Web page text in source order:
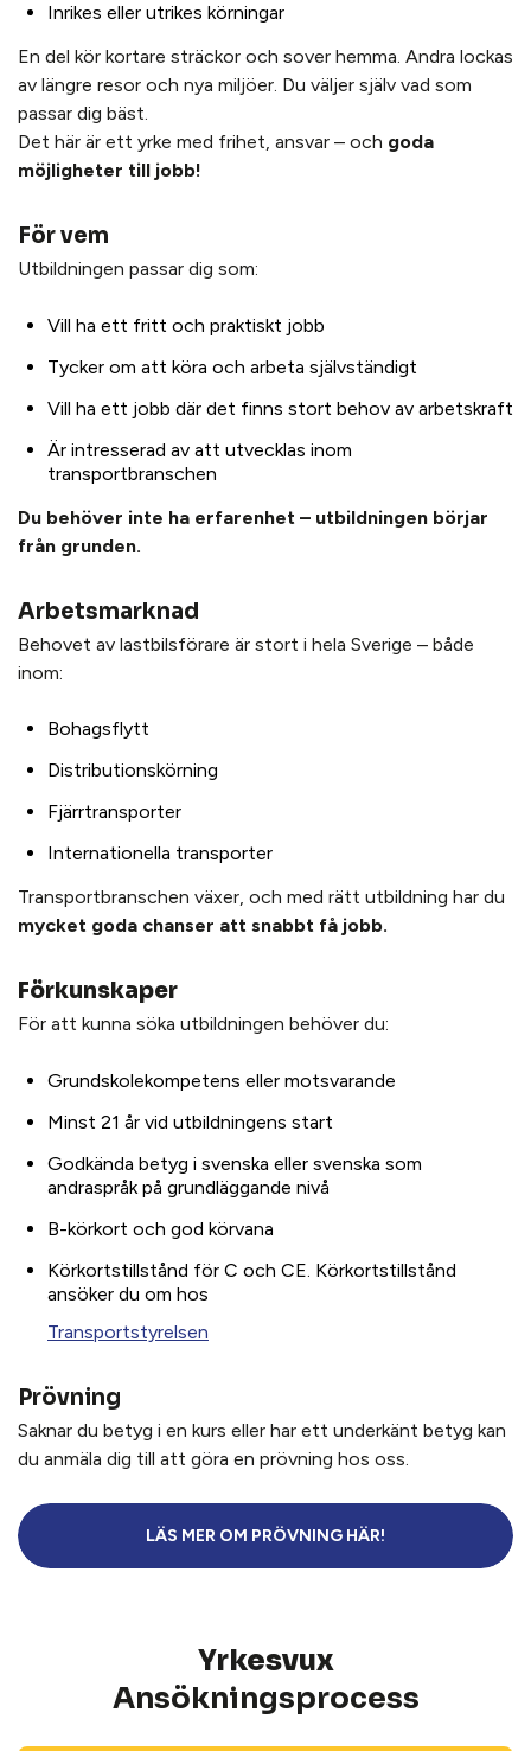
Inrikes eller utrikes körningar
En del kör kortare sträckor och sover hemma. Andra lockas
av längre resor och nya miljöer. Du väljer själv vad som
passar dig bäst.
Det här är ett yrke med frihet, ansvar – och goda
möjligheter till jobb!
För vem
Utbildningen passar dig som:
Vill ha ett fritt och praktiskt jobb
Tycker om att köra och arbeta självständigt
Vill ha ett jobb där det finns stort behov av arbetskraft
Är intresserad av att utvecklas inom
transportbranschen
Du behöver inte ha erfarenhet – utbildningen börjar
från grunden.
Arbetsmarknad
Behovet av lastbilsförare är stort i hela Sverige – både
inom:
Bohagsflytt
Distributionskörning
Fjärrtransporter
Internationella transporter
Transportbranschen växer, och med rätt utbildning har du
mycket goda chanser att snabbt få jobb.
Förkunskaper
För att kunna söka utbildningen behöver du:
Grundskolekompetens eller motsvarande
Minst 21 år vid utbildningens start
Godkända betyg i svenska eller svenska som
andraspråk på grundläggande nivå
B-körkort och god körvana
Körkortstillstånd för C och CE. Körkortstillstånd
ansöker du om hos
Transportstyrelsen
Prövning
Saknar du betyg i en kurs eller har ett underkänt betyg kan
du anmäla dig till att göra en prövning hos oss.
LÄS MER OM PRÖVNING HÄR!
Yrkesvux
Ansöknings­process